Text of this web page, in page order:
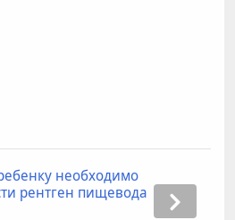
необходимо
рентген пищевода